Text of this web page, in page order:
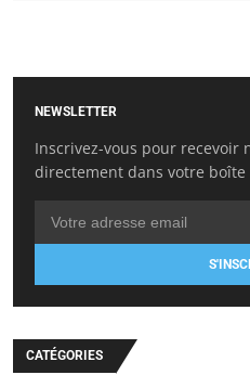
NEWSLETTER
Inscrivez-vous pour recevoir
directement dans votre boîte
CATÉGORIES